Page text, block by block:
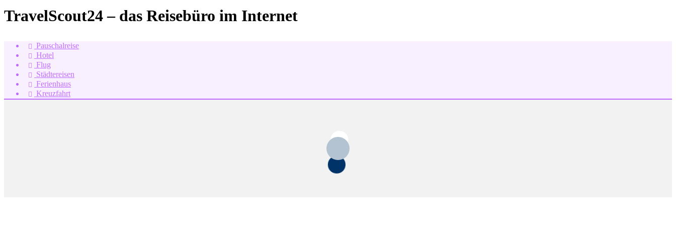
TravelScout24 – das Reisebüro im Internet
Pauschalreise
Hotel
Flug
Städtereisen
Ferienhaus
Kreuzfahrt